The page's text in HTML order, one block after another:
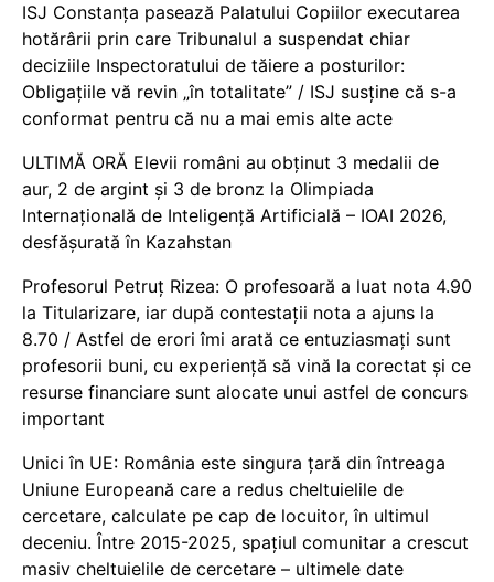
ISJ Constanța pasează Palatului Copiilor executarea
hotărârii prin care Tribunalul a suspendat chiar
deciziile Inspectoratului de tăiere a posturilor:
Obligațiile vă revin „în totalitate” / ISJ susține că s-a
conformat pentru că nu a mai emis alte acte
ULTIMĂ ORĂ Elevii români au obținut 3 medalii de
aur, 2 de argint și 3 de bronz la Olimpiada
Internațională de Inteligență Artificială – IOAI 2026,
desfășurată în Kazahstan
Profesorul Petruț Rizea: O profesoară a luat nota 4.90
la Titularizare, iar după contestații nota a ajuns la
8.70 / Astfel de erori îmi arată ce entuziasmați sunt
profesorii buni, cu experiență să vină la corectat și ce
resurse financiare sunt alocate unui astfel de concurs
important
Unici în UE: România este singura țară din întreaga
Uniune Europeană care a redus cheltuielile de
cercetare, calculate pe cap de locuitor, în ultimul
deceniu. Între 2015-2025, spațiul comunitar a crescut
masiv cheltuielile de cercetare – ultimele date